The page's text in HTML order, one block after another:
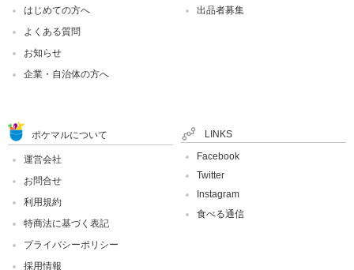
はじめての方へ
よくある質問
お知らせ
企業・自治体の方へ
出品者募集
ポケマルについて
運営会社
お問合せ
利用規約
特商法に基づく表記
プライバシーポリシー
採用情報
LINKS
Facebook
Twitter
Instagram
食べる通信